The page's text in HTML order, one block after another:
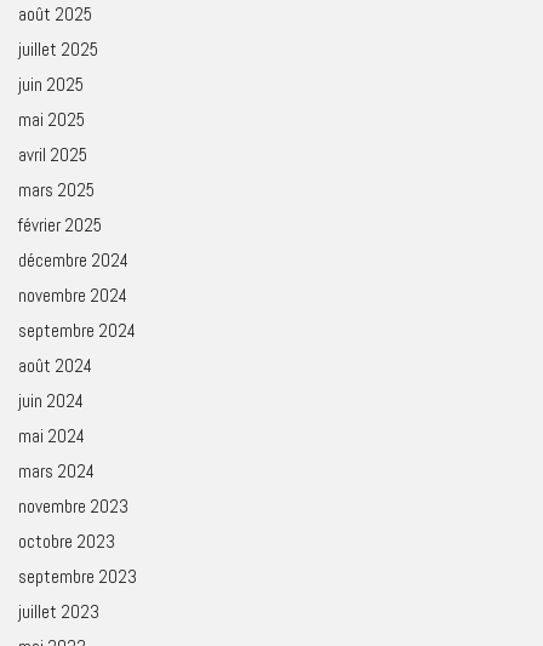
août 2025
juillet 2025
juin 2025
mai 2025
avril 2025
mars 2025
février 2025
décembre 2024
novembre 2024
septembre 2024
août 2024
juin 2024
mai 2024
mars 2024
novembre 2023
octobre 2023
septembre 2023
juillet 2023